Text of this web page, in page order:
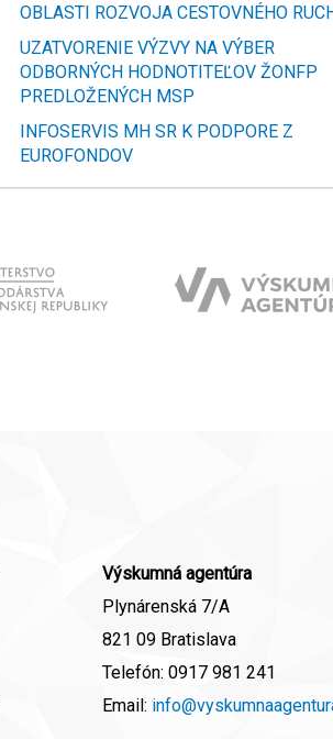
OBLASTI ROZVOJA CESTOVNÉHO
UZATVORENIE VÝZVY NA VÝBER
ODBORNÝCH HODNOTITEĽOV ŽONFP
PREDLOŽENÝCH MSP
INFOSERVIS MH SR K PODPORE Z
EUROFONDOV
Výskumná agentúra
Plynárenská 7/A
821 09 Bratislava
Telefón: 0917 981 241
Email: